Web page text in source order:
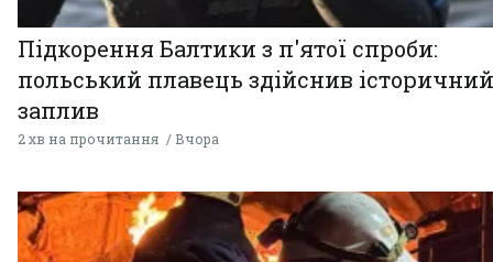
Підкорення Балтики з п'ятої спроби:
польський плавець здійснив історичний
заплив
2 хв на прочитання Вчора